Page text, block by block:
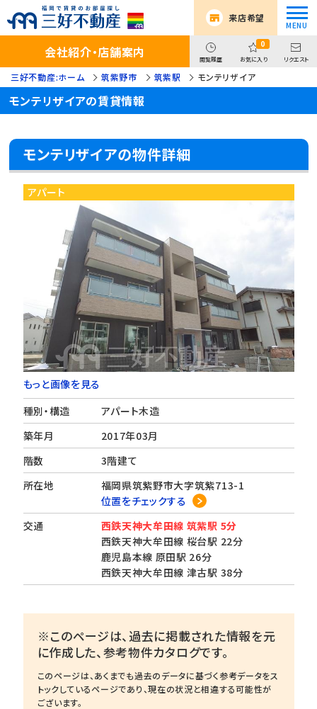
来店希望
会社紹介・店舗案内 閲覧履歴
0
お気に入り リクエスト
三好不動産:ホーム 筑紫野市 筑紫駅 モンテリザイア
モンテリザイアの賃貸情報
モンテリザイアの物件詳細
アパート
もっと画像を見る
種別・構造
アパート木造
築年月
2017年03月
階数
3階建て
所在地
福岡県筑紫野市大字筑紫713-1
位置をチェックする
交通
西鉄天神大牟田線 筑紫駅 5分
西鉄天神大牟田線 桜台駅 22分
鹿児島本線 原田駅 26分
西鉄天神大牟田線 津古駅 38分
※このページは、過去に掲載された情報を元
に作成した、参考物件カタログです。
このページは、あくまでも過去のデータに基づく参考データをス
トックしているページであり、現在の状況と相違する可能性が
ございます。